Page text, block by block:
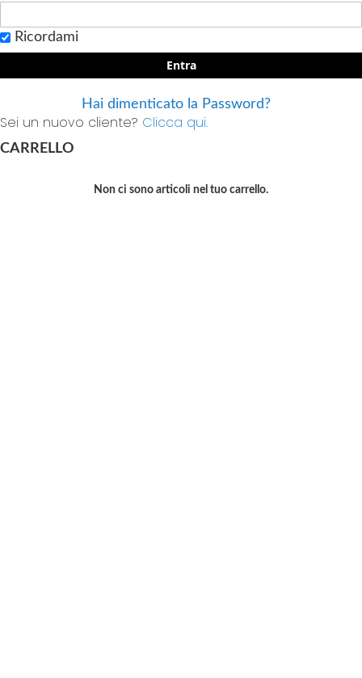
Ricordami
Entra
Hai dimenticato la Password?
Sei un nuovo cliente? Clicca qui.
CARRELLO
Non ci sono articoli nel tuo carrello.